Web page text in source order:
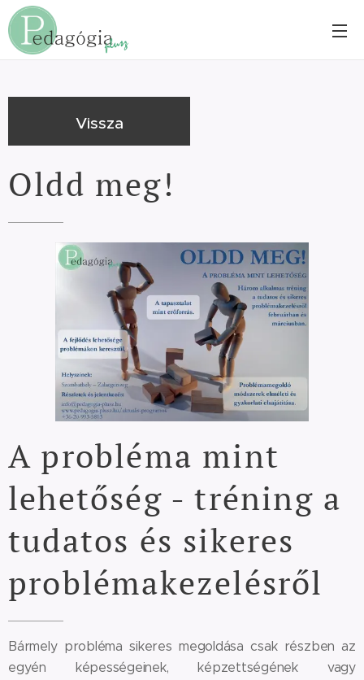
Vissza
Oldd meg!
A probléma mint
lehetőség - tréning a
tudatos és sikeres
problémakezelésről
Bármely probléma sikeres megoldása csak részben az
egyén képességeinek, képzettségének vagy